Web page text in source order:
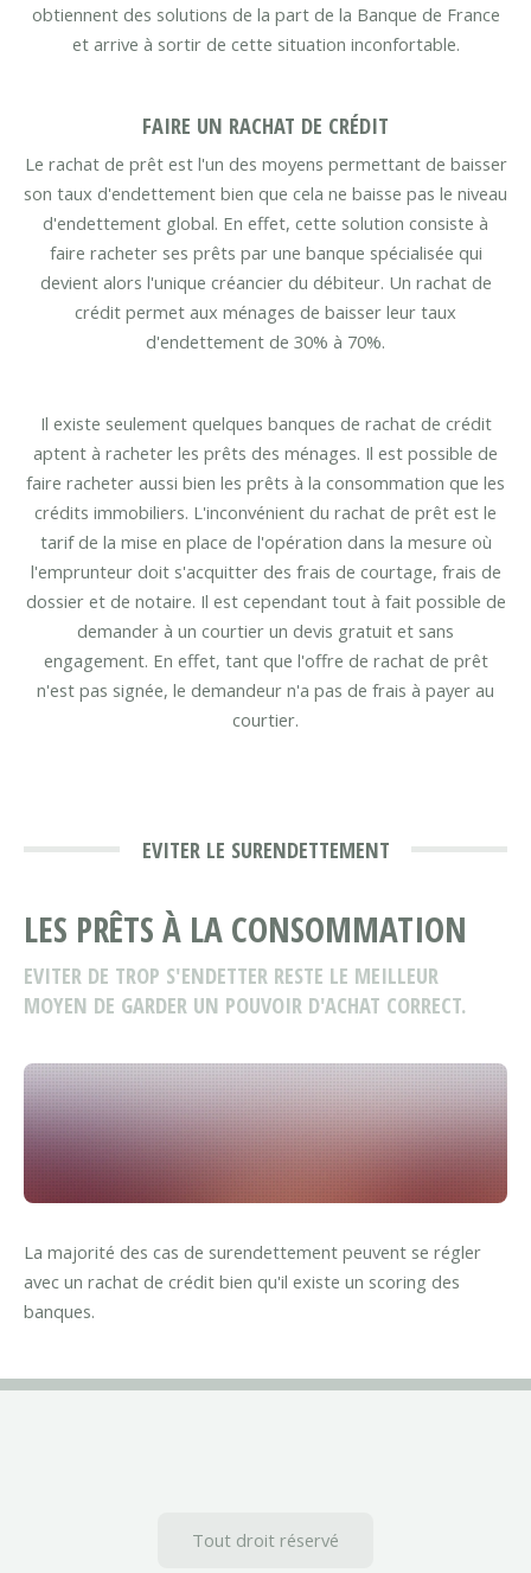
obtiennent des solutions de la part de la Banque de France
et arrive à sortir de cette situation inconfortable.
FAIRE UN RACHAT DE CRÉDIT
Le rachat de prêt est l'un des moyens permettant de baisser
son taux d'endettement bien que cela ne baisse pas le niveau
d'endettement global. En effet, cette solution consiste à
faire racheter ses prêts par une banque spécialisée qui
devient alors l'unique créancier du débiteur. Un rachat de
crédit permet aux ménages de baisser leur taux
d'endettement de 30% à 70%.
Il existe seulement quelques banques de rachat de crédit
aptent à racheter les prêts des ménages. Il est possible de
faire racheter aussi bien les prêts à la consommation que les
crédits immobiliers. L'inconvénient du rachat de prêt est le
tarif de la mise en place de l'opération dans la mesure où
l'emprunteur doit s'acquitter des frais de courtage, frais de
dossier et de notaire. Il est cependant tout à fait possible de
demander à un courtier un devis gratuit et sans
engagement. En effet, tant que l'offre de rachat de prêt
n'est pas signée, le demandeur n'a pas de frais à payer au
courtier.
EVITER LE SURENDETTEMENT
LES PRÊTS À LA CONSOMMATION
EVITER DE TROP S'ENDETTER RESTE LE MEILLEUR
MOYEN DE GARDER UN POUVOIR D'ACHAT CORRECT.
La majorité des cas de surendettement peuvent se régler
avec un rachat de crédit bien qu'il existe un scoring des
banques.
Tout droit réservé